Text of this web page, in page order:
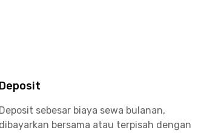
Deposit
Deposit sebesar biaya sewa bulanan,
dibayarkan bersama atau terpisah dengan